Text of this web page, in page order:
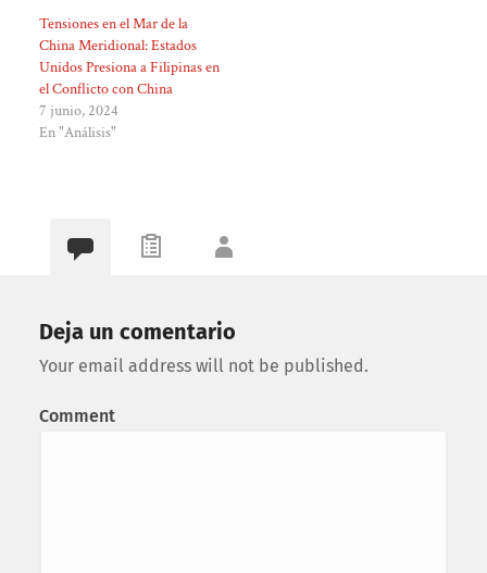
Tensiones en el Mar de la
China Meridional: Estados
Unidos Presiona a Filipinas en
el Conflicto con China
7 junio, 2024
En "Análisis"
Deja un comentario
Your email address will not be published.
Comment